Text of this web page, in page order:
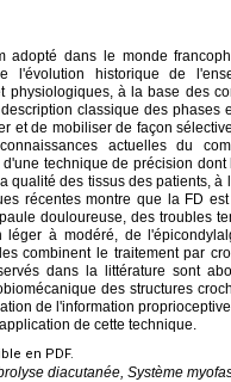
adopté dans le monde
l'évolution historique de
physiologiques, à la base des
classique des
et de mobiliser de façon
actuelles du
technique de précision
qualité des tissus des patients,
récentes montre que la FD
douloureuse, des troubles
à modéré, de
combinent le traitement par
dans la littérature sont
des structures
de l'information
de cette technique.
en PDF.
diacutanée, Système